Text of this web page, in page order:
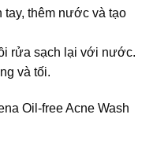
thêm nước và tạo
rửa sạch lại với nước.
và tối.
Oil-free Acne Wash